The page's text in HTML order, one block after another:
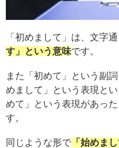
「初めまして」は、文字通
す」という意味です。
また「初めて」という副
めまして」という表現と
めて」という表現があっ
す。
同じような形で 「始めまし